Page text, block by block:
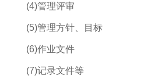
(4)管理评审
(5)管理方针、目标
(6)作业文件
(7)记录文件等